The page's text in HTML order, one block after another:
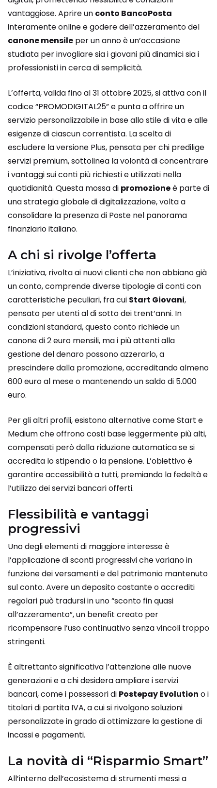
vantaggiose. Aprire un conto BancoPosta
interamente online e godere dell’azzeramento del
canone mensile per un anno è un’occasione
studiata per invogliare sia i giovani più dinamici sia i
professionisti in cerca di semplicità.
L’offerta, valida fino al 31 ottobre 2025, si attiva con il
codice “PROMODIGITAL25” e punta a offrire un
servizio personalizzabile in base allo stile di vita e alle
esigenze di ciascun correntista. La scelta di
escludere la versione Plus, pensata per chi predilige
servizi premium, sottolinea la volontà di concentrare
i vantaggi sui conti più richiesti e utilizzati nella
quotidianità. Questa mossa di promozioneè parte di
una strategia globale di digitalizzazione, volta a
consolidare la presenza di Poste nel panorama
finanziario italiano.
A chi si rivolge l’offerta
L’iniziativa, rivolta ai nuovi clienti che non abbiano già
un conto, comprende diverse tipologie di conti con
caratteristiche peculiari, fra cui Start Giovani,
pensato per utenti al di sotto dei trent’anni. In
condizioni standard, questo conto richiede un
canone di 2 euro mensili, ma i più attenti alla
gestione del denaro possono azzerarlo, a
prescindere dalla promozione, accreditando almeno
600 euro al mese o mantenendo un saldo di 5.000
euro.
Per gli altri profili, esistono alternative come Start e
Medium che offrono costi base leggermente più alti,
compensati però dalla riduzione automatica se si
accredita lo stipendio o la pensione. L’obiettivo è
garantire accessibilità a tutti, premiando la fedeltà e
l’utilizzo dei servizi bancari offerti.
Flessibilità e vantaggi
progressivi
Uno degli elementi di maggiore interesse è
l’applicazione di sconti progressivi che variano in
funzione dei versamenti e del patrimonio mantenuto
sul conto. Avere un deposito costante o accrediti
regolari può tradursi in uno “sconto fin quasi
all’azzeramento”, un benefit creato per
ricompensare l’uso continuativo senza vincoli troppo
stringenti.
È altrettanto significativa l’attenzione alle nuove
generazioni e a chi desidera ampliare i servizi
bancari, come i possessori di Postepay Evolution o i
titolari di partita IVA, a cui si rivolgono soluzioni
personalizzate in grado di ottimizzare la gestione di
incassi e pagamenti.
La novità di “Risparmio Smart”
All’interno dell’ecosistema di strumenti messi a